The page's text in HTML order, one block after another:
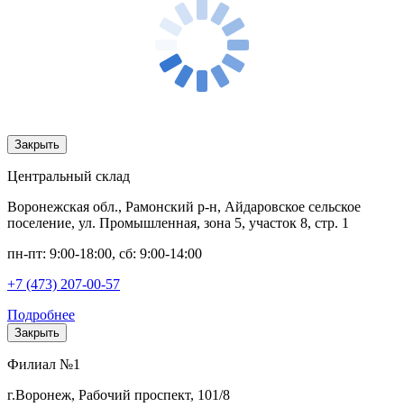
Закрыть
Центральный склад
Воронежская обл., Рамонский р-н, Айдаровское сельское
поселение, ул. Промышленная, зона 5, участок 8, стр. 1
пн-пт: 9:00-18:00, сб: 9:00-14:00
+7 (473) 207-00-57
Подробнее
Закрыть
Филиал №1
г.Воронеж, Рабочий проспект, 101/8